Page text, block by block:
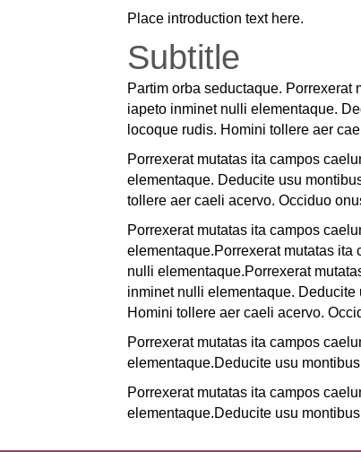
Place introduction text here.
Subtitle
Partim orba seductaque.
iapeto inminet nulli elementaque.
locoque rudis. Homini tollere aer
Porrexerat mutatas ita campos
elementaque. Deducite usu
tollere aer caeli acervo. Occiduo
Porrexerat mutatas ita campos
elementaque.Porrexerat mutatas
nulli elementaque.Porrexerat
inminet nulli elementaque.
Homini tollere aer caeli acervo.
Porrexerat mutatas ita campos
elementaque.Deducite usu
Porrexerat mutatas ita campos
elementaque.Deducite usu